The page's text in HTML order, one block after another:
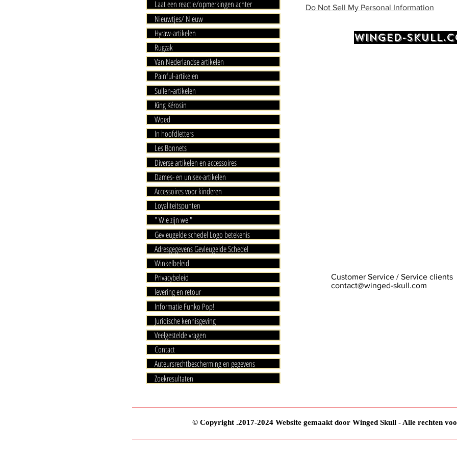
Laat een reactie/opmerkingen achter
Nieuwtjes/ Nieuw
Hyraw-artikelen
Rugzak
Van Nederlandse artikelen
Painful-artikelen
Sullen-artikelen
King Kérosin
Woed
In hoofdletters
Les Bonnets
Diverse artikelen en accessoires
Dames- en unisex-artikelen
Accessoires voor kinderen
Loyaliteitspunten
" Wie zijn we "
Gevleugelde schedel Logo betekenis
Adresgegevens Gevleugelde Schedel
Winkelbeleid
Privacybeleid
levering en retour
Informatie Funko Pop!
Juridische kennisgeving
Veelgestelde vragen
Contact
Auteursrechtbescherming en gegevens
Zoekresultaten
Do Not Sell My Personal Information
WINGED-
Customer Service / Service clients
contact@winged-skull.com
© Copyright .2017-2024 Website gemaakt door Winged Skull - Alle rechten